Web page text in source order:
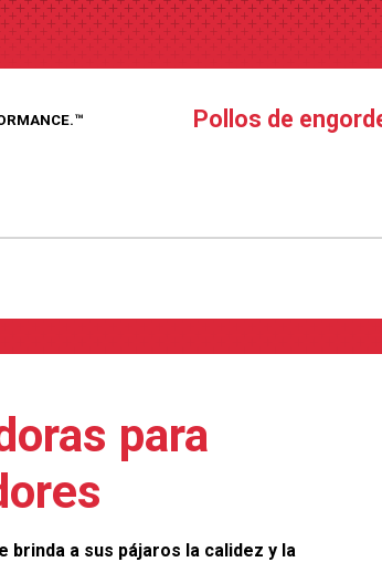
Pollos de
para
brinda a sus pájaros la calidez y la